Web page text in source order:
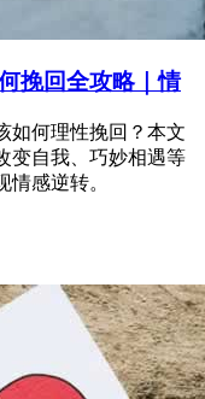
挽回全攻略｜情
如何理性挽回？本文
变自我、巧妙相遇等
感逆转。